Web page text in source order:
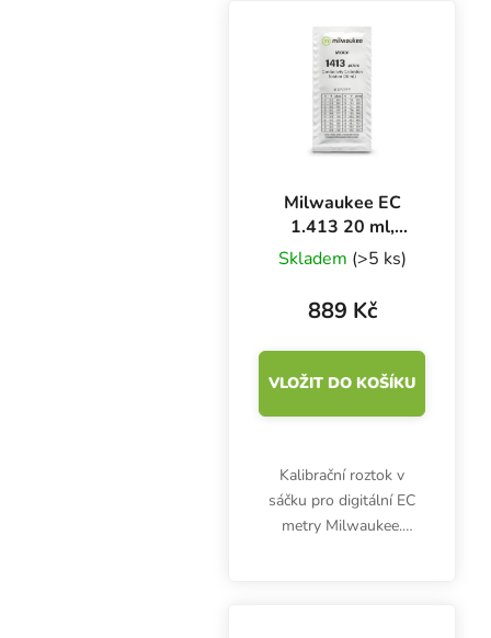
Milwaukee EC
1.413 20 ml,
kalibrační roztok
BOX 25 ks
Skladem (>5 ks)
889 Kč
VLOŽIT DO KOŠÍKU
Kalibrační roztok v
sáčku pro digitální EC
metry Milwaukee.